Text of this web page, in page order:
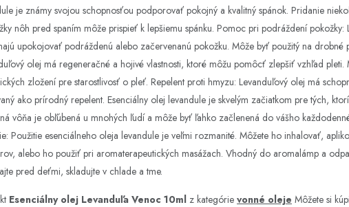
je známy svojou schopnosťou podporovať pokojný a kvalitný spánok. Pridanie
nôh pred spaním môže prispieť k lepšiemu spánku. Pomoc pri podráždení
upokojovať podráždenú alebo začervenanú pokožku. Môže byť použitý na drobné
olej má regeneračné a hojivé vlastnosti, ktoré môžu pomôcť zlepšiť vzhľad
zložení pre starostlivosť o pleť. Repelent proti hmyzu: Levanduľový olej má
ako prírodný repelent. Esenciálny olej levandule je skvelým začiatkom pre tých,
vôňa je obľúbená u mnohých ľudí a môže byť ľahko začlenená do vášho
Použitie esenciálneho oleja levandule je veľmi rozmanité. Môžete ho inhalovať,
alebo ho použiť pri aromaterapeutických masážach. Vhodný do aromalámp a
pred deťmi, skladujte v chlade a tme.
Esenciálny olej Levanduľa Venoc 10ml z kategórie vonné oleje Môžete si